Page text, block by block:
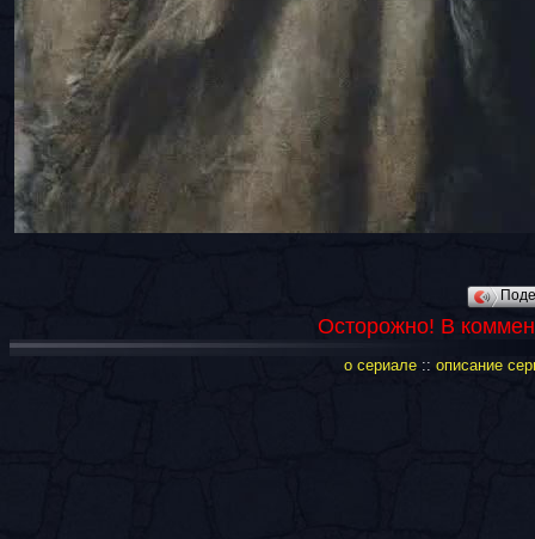
Осторожно! В
о сериале ::описание